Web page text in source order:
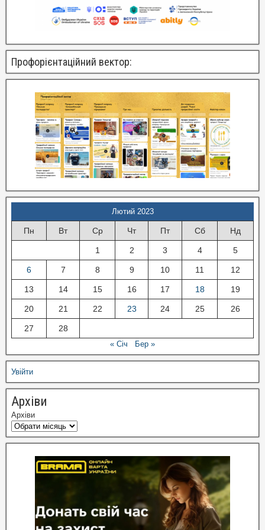
Профорієнтаційний вектор:
Лютий 2023
Пн Вт Ср Чт Пт Сб Нд
1 2 3 4 5
6 7 8 9 10 11 12
13 14 15 16 17 18 19
20 21 22 23 24 25 26
27 28
« Січ Бер »
Увійти
Архіви
Архіви